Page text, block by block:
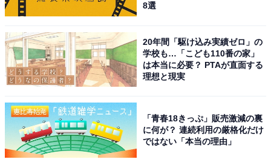
アクセス
所在地：山梨県北杜市高根町箕輪新町95
8選
20年間「駆け込み実績ゼロ」の
学校も…「こども110番の家」
は本当に必要？ PTAが直面する
理想と現実
「青春18きっぷ」販売激減の裏
に何が？ 連続利用の厳格化だけ
ではない「本当の理由」